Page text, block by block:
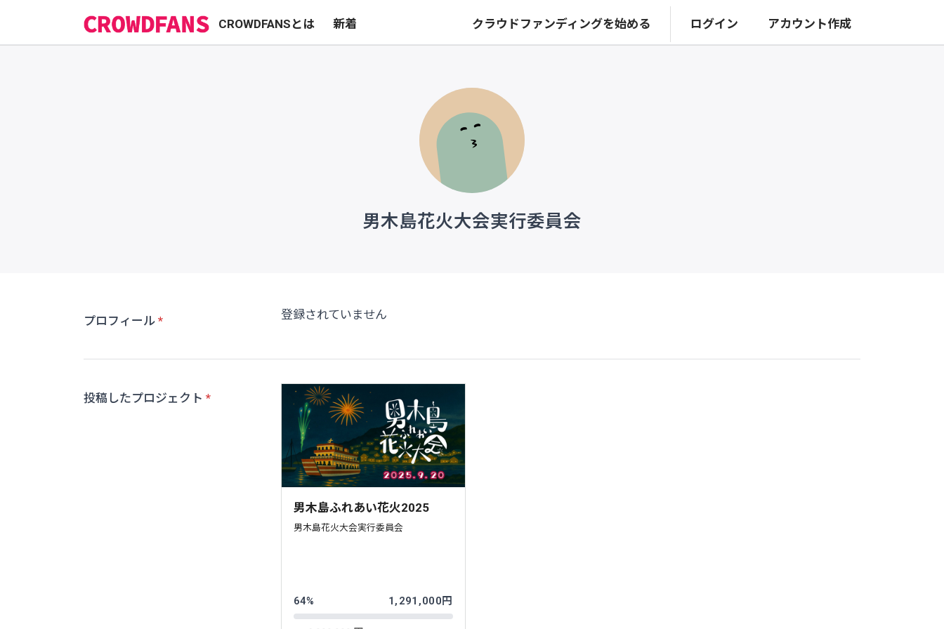
CROWDFANSとは 新着 クラウドファンディングを始める ログイン アカウント作成
男木島花火大会実行委員会
プロフィール 登録されていません
投稿したプロジェクト
男木島ふれあい花火2025
男木島花火大会実行委員会
64% 1,291,000円